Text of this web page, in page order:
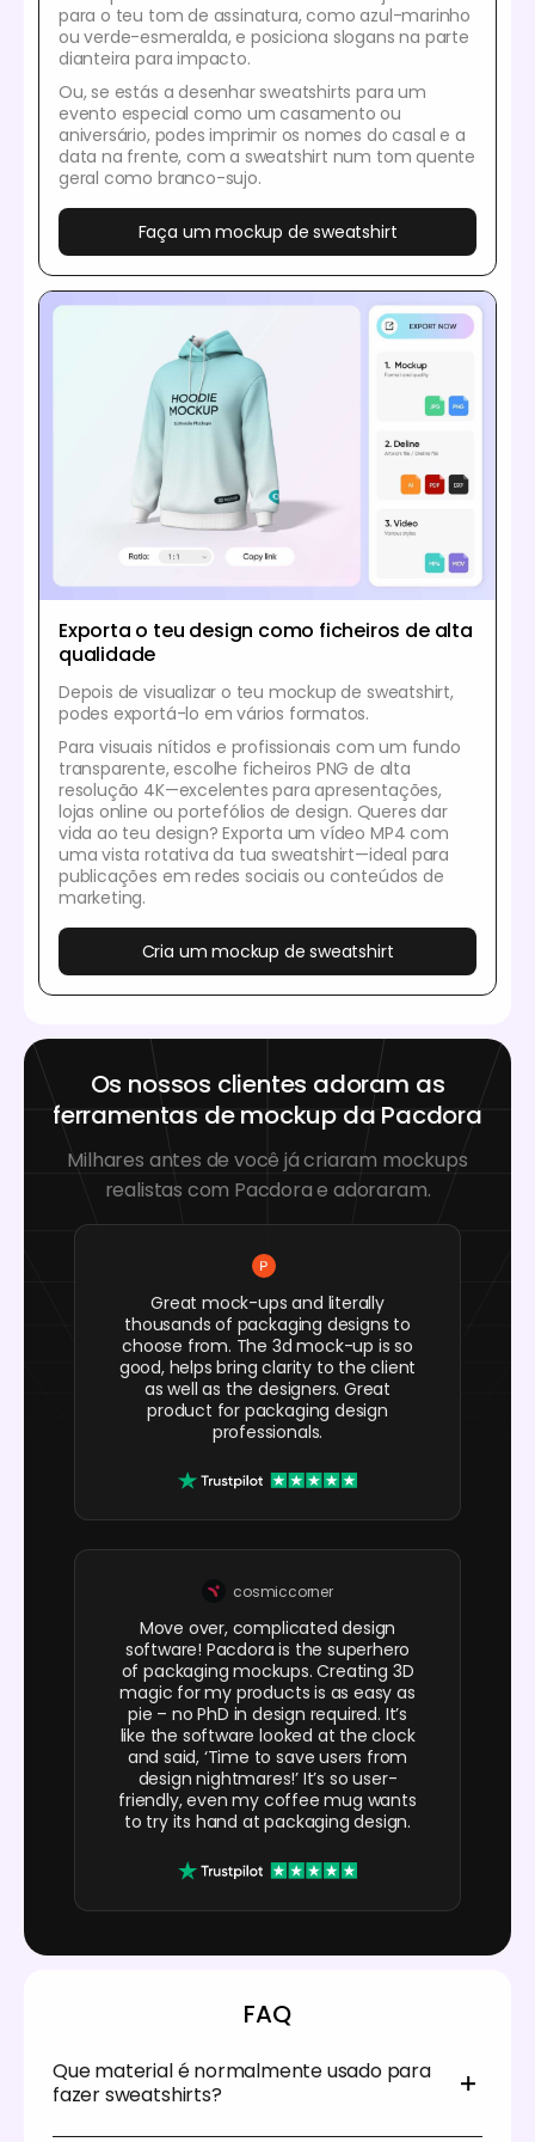
para o teu tom de assinatura, como azul-marinho
ou verde-esmeralda, e posiciona slogans na parte
dianteira para impacto.
Ou, se estás a desenhar sweatshirts para um
evento especial como um casamento ou
aniversário, podes imprimir os nomes do casal e a
data na frente, com a sweatshirt num tom quente
geral como branco-sujo.
Faça um mockup de sweatshirt
Exporta o teu design como ficheiros de alta
qualidade
Depois de visualizar o teu mockup de sweatshirt,
podes exportá-lo em vários formatos.
Para visuais nítidos e profissionais com um fundo
transparente, escolhe ficheiros PNG de alta
resolução 4K—excelentes para apresentações,
lojas online ou portefólios de design. Queres dar
vida ao teu design? Exporta um vídeo MP4 com
uma vista rotativa da tua sweatshirt—ideal para
publicações em redes sociais ou conteúdos de
marketing.
Cria um mockup de sweatshirt
Os nossos clientes adoram as
ferramentas de mockup da Pacdora
Milhares antes de você já criaram mockups
realistas com Pacdora e adoraram.
Great mock-ups and literally
thousands of packaging designs to
choose from. The 3d mock-up is so
good, helps bring clarity to the client
as well as the designers. Great
product for packaging design
professionals.
cosmiccorner
Move over, complicated design
software! Pacdora is the superhero
of packaging mockups. Creating 3D
magic for my products is as easy as
pie – no PhD in design required. It’s
like the software looked at the clock
and said, ‘Time to save users from
design nightmares!’ It’s so user-
friendly, even my coffee mug wants
to try its hand at packaging design.
FAQ
Que material é normalmente usado para
fazer sweatshirts?